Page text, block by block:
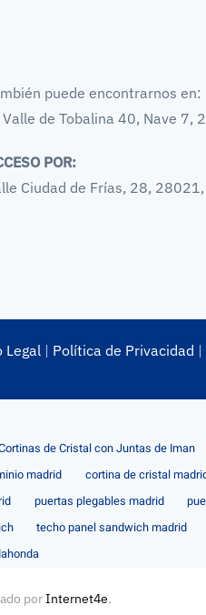
puede encontrarnos en:
Valle de Tobalina 40, Nave 7,
POR:
Ciudad de Frías, 28,
Legal | Política de Privacidad |
de Cristal con Juntas de Iman
madrid cortina de cristal
puertas plegables madrid
techo panel sandwich madrid
porInternet4e.